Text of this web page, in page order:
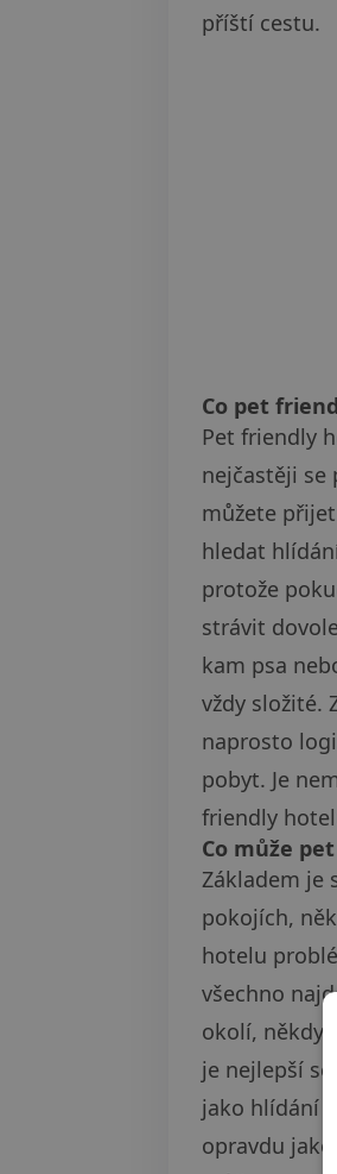
příští cestu.
Co pet
Pet friendly
nejčastěji se
můžete
hledat
protože
strávit
kam psa
vždy složité.
naprosto
pobyt. Je
friendly
Co může
Základem je
pokojích,
hotelu
všechno
okolí, někdy
je nejlepší
jako hlídání
opravdu